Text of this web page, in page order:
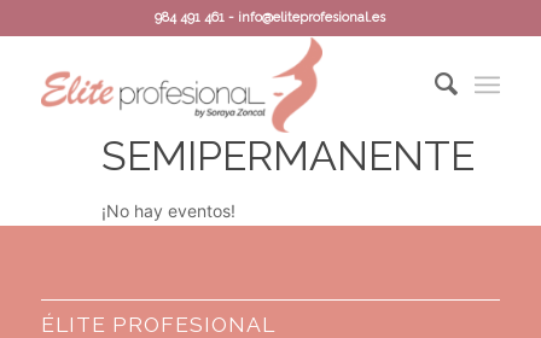
984 491 461 - info@eliteprofesional.es
SEMIPERMANENTE
¡No hay eventos!
ÉLITE PROFESIONAL